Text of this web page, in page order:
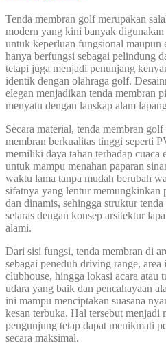
Tenda membran golf merupakan
modern yang kini banyak
untuk keperluan fungsional maupun
hanya berfungsi sebagai pelindung
tetapi juga menjadi penunjang
identik dengan olahraga golf.
elegan menjadikan tenda membran
menyatu dengan lanskap alam
Secara material, tenda membran
membran berkualitas tinggi seperti
memiliki daya tahan terhadap cuaca
untuk mampu menahan paparan
waktu lama tanpa mudah berubah
sifatnya yang lentur memungkinkan
dan dinamis, sehingga struktur
selaras dengan konsep arsitektur
alami.
Dari sisi fungsi, tenda membran di
sebagai peneduh driving range, area
clubhouse, hingga lokasi acara atau
udara yang baik dan pencahayaan
ini mampu menciptakan suasana
kesan terbuka. Hal tersebut menjadi
pengunjung tetap dapat menikmati
secara maksimal.